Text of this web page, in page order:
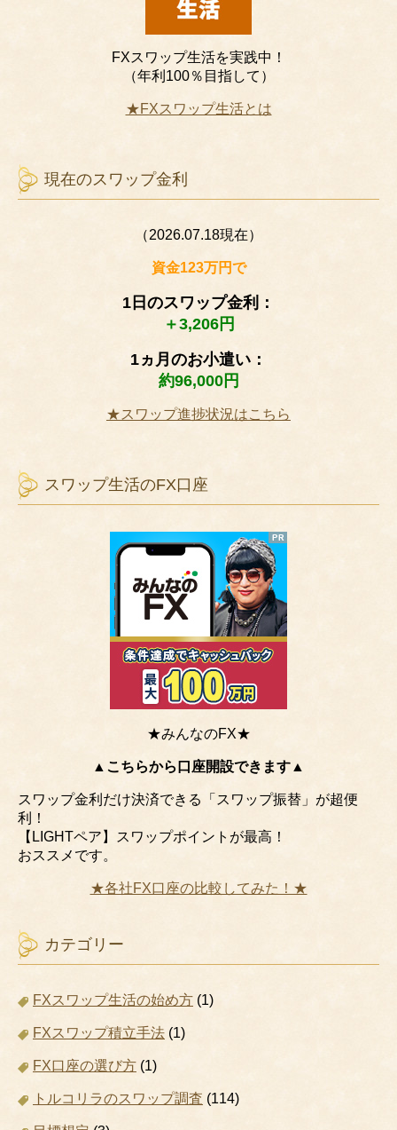
FXスワップ生活を実践中！
（年利100％目指して）
★FXスワップ生活とは
現在のスワップ金利
（2026.07.18現在）
資金123万円で
1日のスワップ金利：
＋3,206円
1ヵ月のお小遣い：
約96,000円
★スワップ進捗状況はこちら
スワップ生活のFX口座
★みんなのFX★
▲こちらから口座開設できます▲
スワップ金利だけ決済できる「スワップ振替」が超便
利！
【LIGHTペア】スワップポイントが最高！
おススメです。
★各社FX口座の比較してみた！★
カテゴリー
FXスワップ生活の始め方 (1)
FXスワップ積立手法 (1)
FX口座の選び方 (1)
トルコリラのスワップ調査 (114)